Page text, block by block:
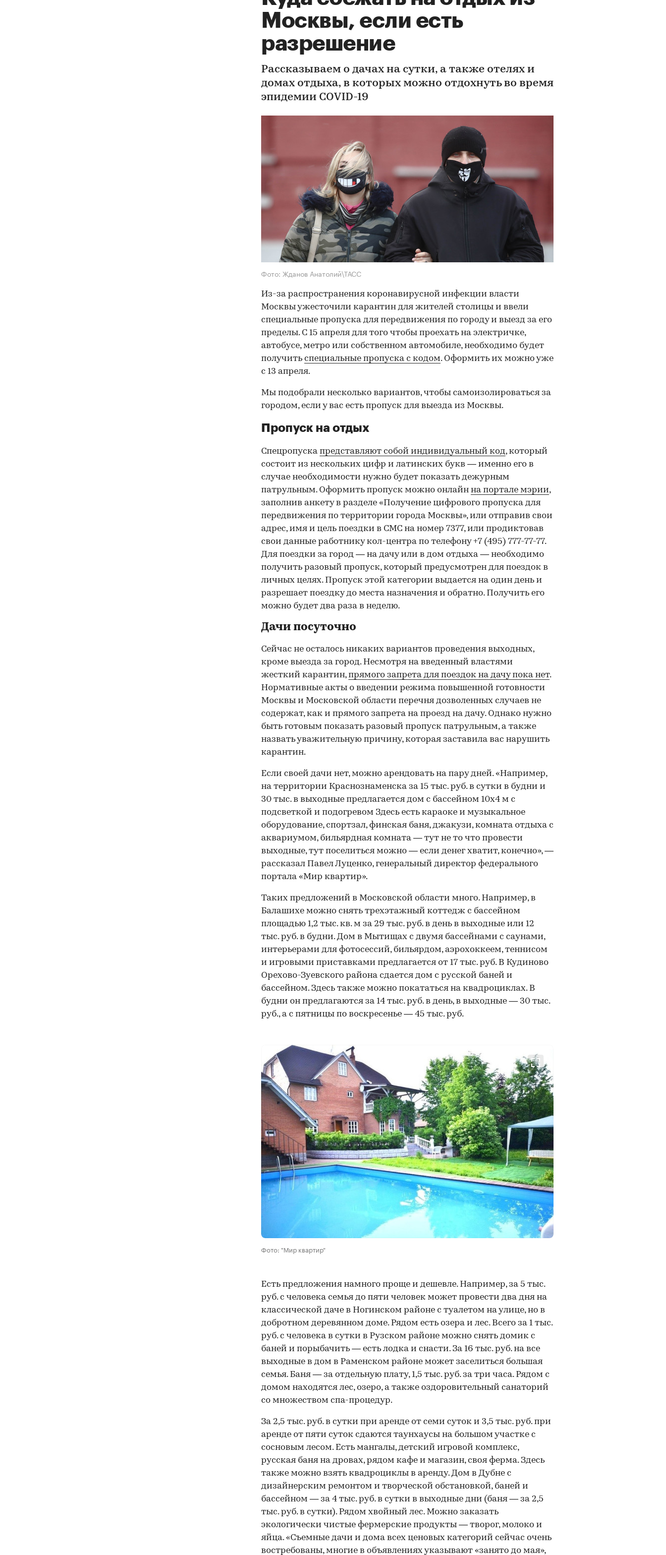
Москвы, если есть
разрешение
Рассказываем о дачах на сутки, а также отелях и
домах отдыха, в которых можно отдохнуть во время
эпидемии СOVID-19
Фото: Жданов Анатолий\ТАСС
Из-за распространения коронавирусной инфекции власти
Москвы ужесточили карантин для жителей столицы и ввели
специальные пропуска для передвижения по городу и выезд за его
пределы. С 15 апреля для того чтобы проехать на электричке,
автобусе, метро или собственном автомобиле, необходимо будет
получить специальные пропуска с кодом. Оформить их можно уже
с 13 апреля.
Мы подобрали несколько вариантов, чтобы самоизолироваться за
городом, если у вас есть пропуск для выезда из Москвы.
Пропуск на отдых
Спецропуска представляют собой индивидуальный код, который
состоит из нескольких цифр и латинских букв — именно его в
случае необходимости нужно будет показать дежурным
патрульным. Оформить пропуск можно онлайн на портале мэрии,
заполнив анкету в разделе «Получение цифрового пропуска для
передвижения по территории города Москвы», или отправив свои
адрес, имя и цель поездки в СМС на номер 7377, или продиктовав
свои данные работнику кол-центра по телефону +7 (495) 777-77-77.
Для поездки за город — на дачу или в дом отдыха — необходимо
получить разовый пропуск, который предусмотрен для поездок в
личных целях. Пропуск этой категории выдается на один день и
разрешает поездку до места назначения и обратно. Получить его
можно будет два раза в неделю.
Дачи посуточно
Сейчас не осталось никаких вариантов проведения выходных,
кроме выезда за город. Несмотря на введенный властями
жесткий карантин,прямого запрета для поездок на дачу пока нет.
Нормативные акты о введении режима повышенной готовности
Москвы и Московской области перечня дозволенных случаев не
содержат, как и прямого запрета на проезд на дачу. Однако нужно
быть готовым показать разовый пропуск патрульным, а также
назвать уважительную причину, которая заставила вас нарушить
карантин.
Если своей дачи нет, можно арендовать на пару дней. «Например,
на территории Краснознаменска за 15 тыс. руб. в сутки в будни и
30 тыс. в выходные предлагается дом с бассейном 10х4 м с
подсветкой и подогревом Здесь есть караоке и музыкальное
оборудование, спортзал, финская баня, джакузи, комната отдыха с
аквариумом, бильярдная комната — тут не то что провести
выходные, тут поселиться можно — если денег хватит, конечно», —
рассказал Павел Луценко, генеральный директор федерального
портала «Мир квартир».
Таких предложений в Московской области много. Например, в
Балашихе можно снять трехэтажный коттедж с бассейном
площадью 1,2 тыс. кв. м за 29 тыс. руб. в день в выходные или 12
тыс. руб. в будни. Дом в Мытищах с двумя бассейнами с саунами,
интерьерами для фотосессий, бильярдом, аэрохоккеем, теннисом
и игровыми приставками предлагается от 17 тыс. руб. В Кудиново
Орехово-Зуевского района сдается дом с русской баней и
бассейном. Здесь также можно покататься на квадроциклах. В
будни он предлагаются за 14 тыс. руб. в день, в выходные — 30 тыс.
руб., а с пятницы по воскресенье — 45 тыс. руб.
Фото: "Мир квартир"
Есть предложения намного проще и дешевле. Например, за 5 тыс.
руб. с человека семья до пяти человек может провести два дня на
классической даче в Ногинском районе с туалетом на улице, но в
добротном деревянном доме. Рядом есть озера и лес. Всего за 1 тыс.
руб. с человека в сутки в Рузском районе можно снять домик с
баней и порыбачить — есть лодка и снасти. За 16 тыс. руб. на все
выходные в дом в Раменском районе может заселиться большая
семья. Баня — за отдельную плату, 1,5 тыс. руб. за три часа. Рядом с
домом находятся лес, озеро, а также оздоровительный санаторий
со множеством спа-процедур.
За 2,5 тыс. руб. в сутки при аренде от семи суток и 3,5 тыс. руб. при
аренде от пяти суток сдаются таунхаусы на большом участке с
сосновым лесом. Есть мангалы, детский игровой комплекс,
русская баня на дровах, рядом кафе и магазин, своя ферма. Здесь
также можно взять квадроциклы в аренду. Дом в Дубне с
дизайнерским ремонтом и творческой обстановкой, баней и
бассейном — за 4 тыс. руб. в сутки в выходные дни (баня — за 2,5
тыс. руб. в сутки). Рядом хвойный лес. Можно заказать
экологически чистые фермерские продукты — творог, молоко и
яйца. «Съемные дачи и дома всех ценовых категорий сейчас очень
востребованы, многие в объявлениях указывают «занято до мая»,